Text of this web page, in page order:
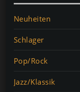
Neuheiten
Schlager
Pop/Rock
Jazz/Klassik